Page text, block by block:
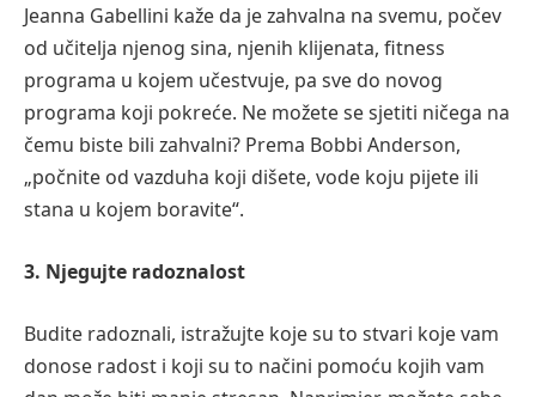
Jeanna Gabellini kaže da je zahvalna na svemu, počev
od učitelja njenog sina, njenih klijenata, fitness
programa u kojem učestvuje, pa sve do novog
programa koji pokreće. Ne možete se sjetiti ničega na
čemu biste bili zahvalni? Prema Bobbi Anderson,
„počnite od vazduha koji dišete, vode koju pijete ili
stana u kojem boravite“.
3. Njegujte radoznalost
Budite radoznali, istražujte koje su to stvari koje vam
donose radost i koji su to načini pomoću kojih vam